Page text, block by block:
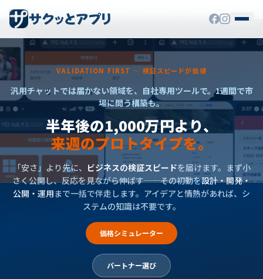
VALIDATION FIRST — 検証スピードが価値
汎用チャットでは届かない領域を、自社専用ツールで。1週間で市
場に問う構築も。
半年後の1,000万円より、
来週のプロトタイプを。
「安さ」より先に、 ビジネスの検証スピードを届けます。まず小
さく公開し、反応を見ながら伸ばす──その初動を設計・開発・
公開・運用まで一括で伴走します。 アイデアと情熱があれば、シ
ステムの知識は不要です。
価格シミュレーター
パートナー選び